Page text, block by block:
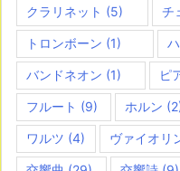
クラリネット (5) チ
トロンボーン (1)
バンドネオン (1) ピ
フルート (9) ホルン
ワルツ (4) ヴァイオリ